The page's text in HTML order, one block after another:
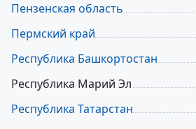
Пензенская область
Пермский край
Республика Башкортостан
Республика Марий Эл
Республика Татарстан